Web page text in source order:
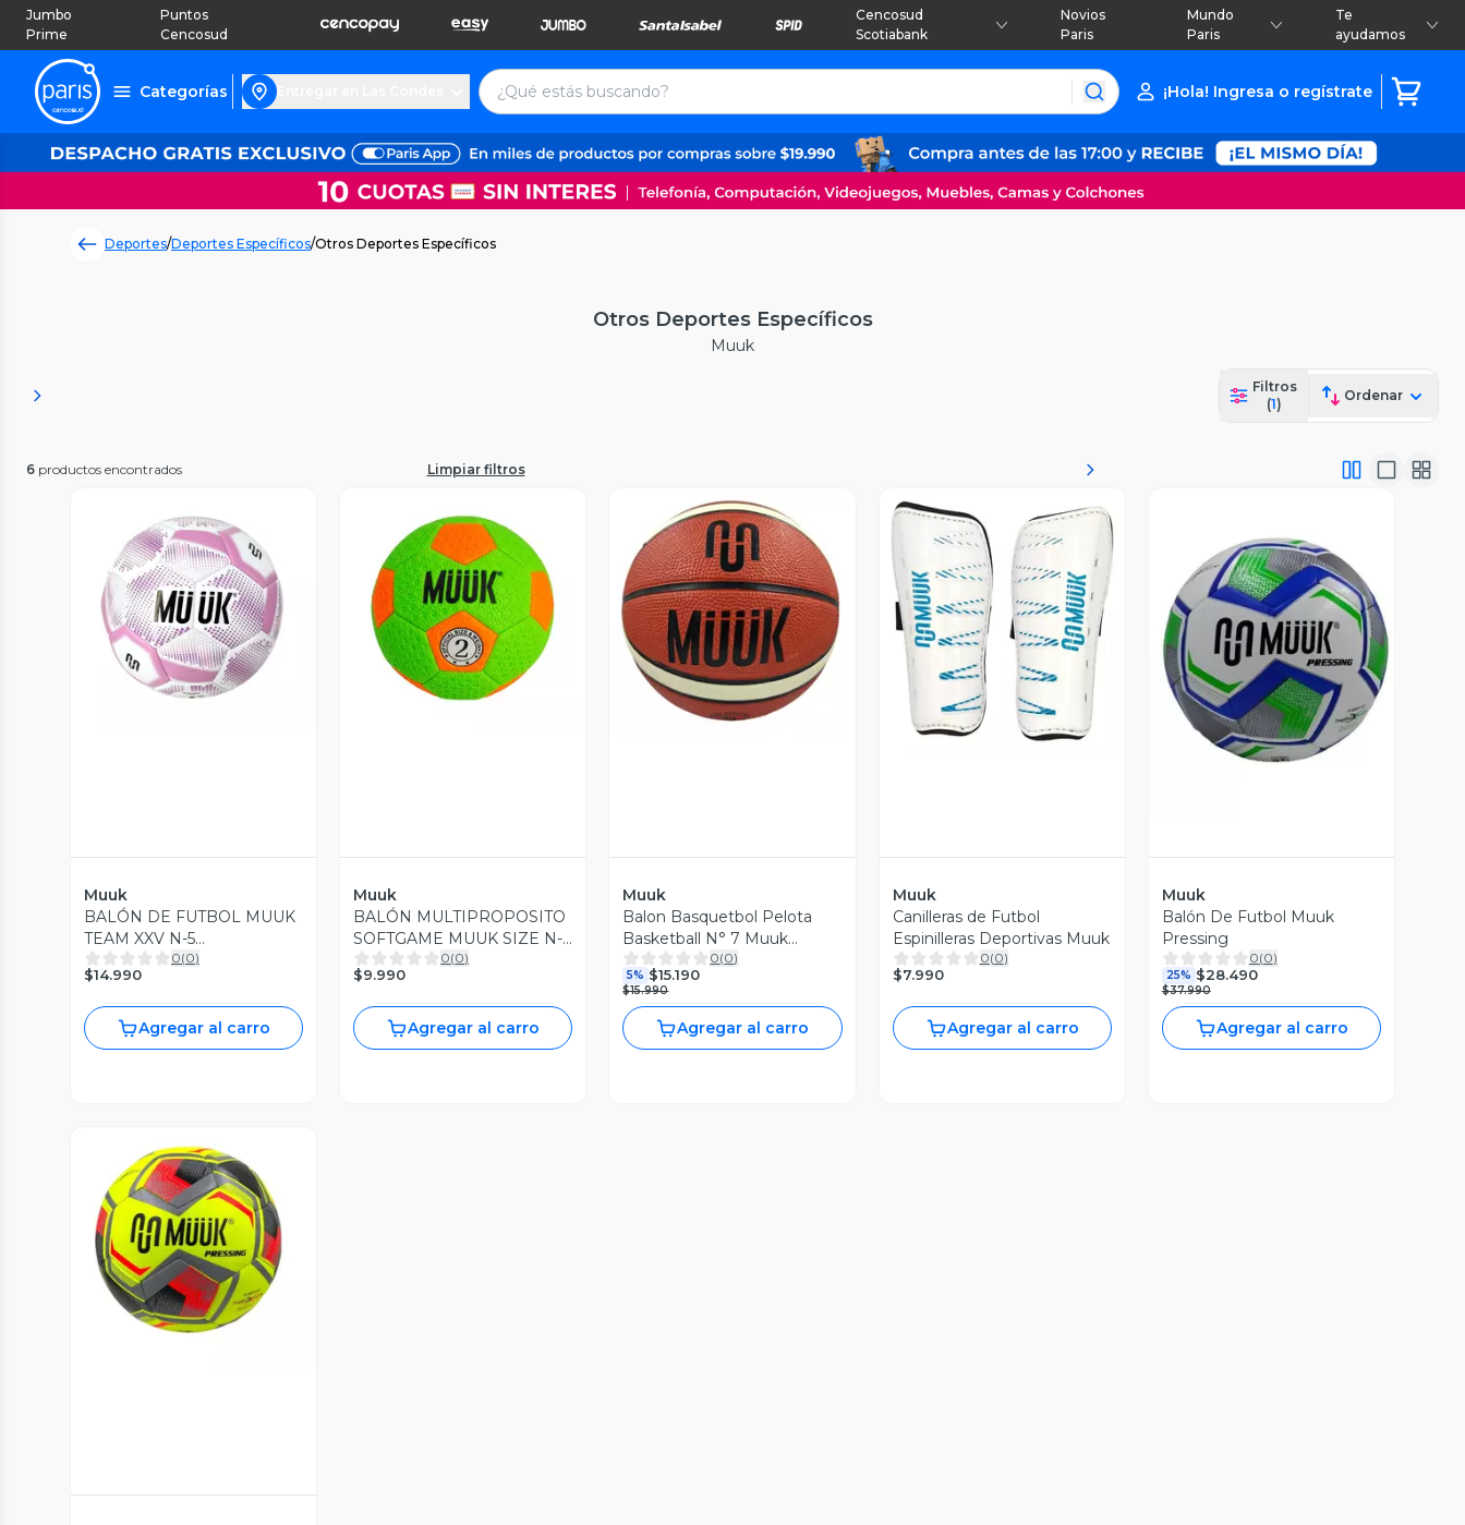
Jumbo
Prime
Puntos
Cencosud
Cencosud
Scotiabank
Novios
Paris
Mundo
Paris
Te
ayudamos
Categorías ¡Hola! Ingresa o regístrate
Deportes/Deportes Específicos/Otros Deportes Específicos
Otros Deportes Específicos
Muuk
Filtros
(1)
Ordenar
6 productos encontrados Limpiar filtros
Vista Previa
Muuk
BALÓN DE FUTBOL MUUK
TEAM XXV N-5
|MUUKMUUK4207
0(0)
$14.990
Agregar al carro
Vista Previa
Muuk
BALÓN MULTIPROPOSITO
SOFTGAME MUUK SIZE N-2
|MUUKMUUK4101
0(0)
$9.990
Agregar al carro
Vista Previa
Muuk
Balon Basquetbol Pelota
Basketball N° 7 Muuk
Indoor/outdoor
0(0)
5% $15.190
$15.990
Agregar al carro
Vista Previa
Muuk
Canilleras de Futbol
Espinilleras Deportivas Muuk
0(0)
$7.990
Agregar al carro
Vista Previa
Muuk
Balón De Futbol Muuk
Pressing
0(0)
25% $28.490
$37.990
Agregar al carro
Vista Previa